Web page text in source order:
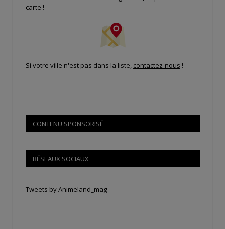
carte !
Si votre ville n'est pas dans la liste, contactez-nous !
CONTENU SPONSORISÉ
RÉSEAUX SOCIAUX
Tweets by Animeland_mag